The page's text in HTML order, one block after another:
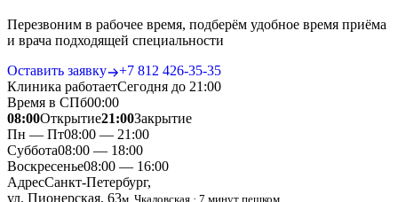
Перезвоним в рабочее время, подберём удобное время приёма
и врача подходящей специальности
Оставить заявку
+7 812 426‑35‑35
Клиника работаетСегодня до 21:00
Время в СПб00:00
08:00Открытие21:00Закрытие
Пн — Пт08:00 — 21:00
Суббота08:00 — 18:00
Воскресенье08:00 — 16:00
АдресСанкт-Петербург,
ул. Пионерская, 63м. Чкаловская · 7 минут пешком